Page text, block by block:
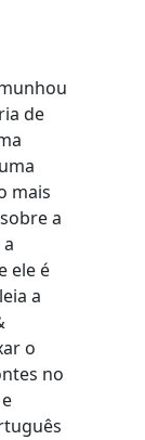
de
mais
a
ele é
a
o
no